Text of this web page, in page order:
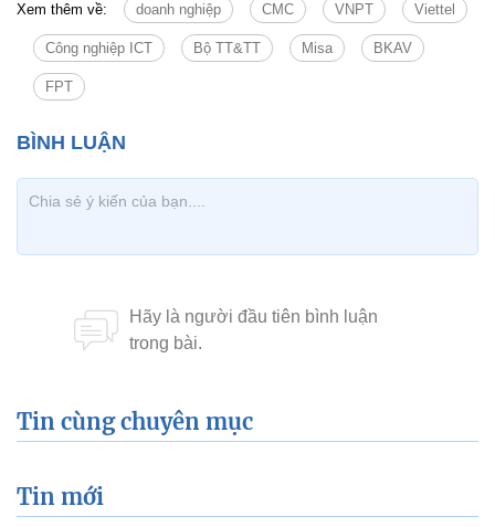
Xem thêm về: doanh nghiệp CMC VNPT Viettel
Công nghiệp ICT Bộ TT&TT Misa BKAV
FPT
Tin cùng chuyên mục
Tin mới